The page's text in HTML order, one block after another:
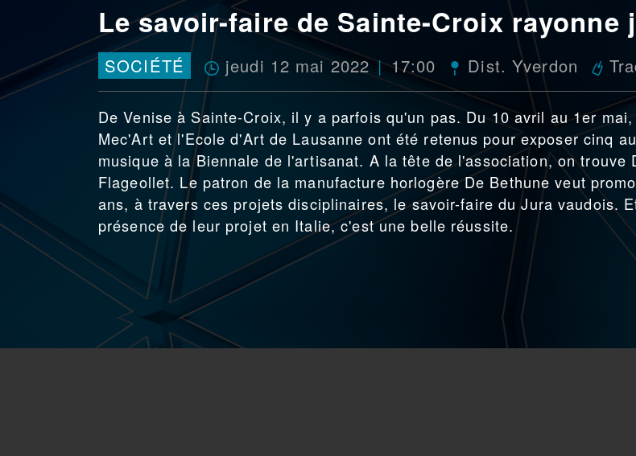
Le savoir-faire de Sainte-Croix rayonne
SOCIÉTÉ jeudi 12 mai 2022 17:00 Dist. Yverdon
De Venise à Sainte-Croix, il y a parfois qu'un pas. Du 10 avril au 1er
Mec'Art et l'Ecole d'Art de Lausanne ont été retenus pour exposer cinq
musique à la Biennale de l'artisanat. A la tête de l'association, on trouve
Flageollet. Le patron de la manufacture horlogère De Bethune veut
ans, à travers ces projets disciplinaires, le savoir-faire du Jura vaudois.
présence de leur projet en Italie, c'est une belle réussite.